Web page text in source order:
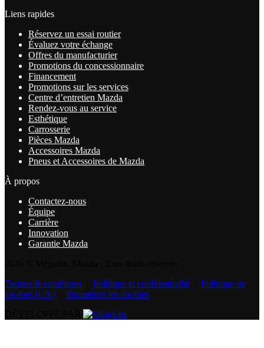
Liens rapides
Réservez un essai routier
Évaluez votre échange
Offres du manufacturier
Promotions du concessionnaire
Financement
Promotions sur les services
Centre d’entretien Mazda
Rendez-vous au service
Esthétique
Carrosserie
Pièces Mazda
Accessoires Mazda
Pneus et Accessoires de Mazda
À propos
Contactez-nous
Équipe
Carrière
Innovation
Garantie Mazda
Termes & conditions
Politique et confidentialité
Politique de
cookies (CA)
Paramétrer les cookies